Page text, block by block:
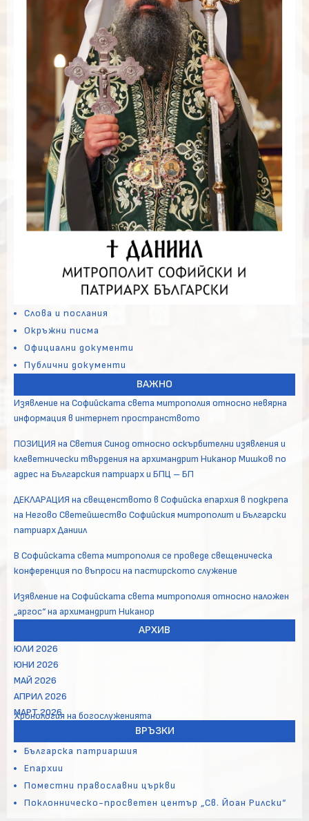
Слова и послания
Окръжни писма
Официални документи
Публични документи
ВАЖНО
Изявление на Софийската света митрополия относно невярна
информация в интернет пространството
ПОЗИЦИЯ на Светия Синод относно оскърбителни изявления и
клеветнически твърдения на архимандрит Никанор Мишков по
адрес на Българския патриарх и БПЦ – БП
ДЕКЛАРАЦИЯ на свещенството в Софийска епархия в подкрепа
на Негово Светейшество Софийския митрополит и Български
патриарх Даниил
В Софийската света митрополия се проведе свещеническа
конференция по въпроси на пастирското служение
Изявление на Софийската света митрополия относно наложен
„аргос“ на архимандрит Никанор
АРХИВ
ЮЛИ 2026
ЮНИ 2026
МАЙ 2026
АПРИЛ 2026
МАРТ 2026
Хронология на богослуженията
ВРЪЗКИ
Българска патриаршия
Епархии
Поместни православни църкви
Поклонническо-просветен център „Св. Йоан Рилски“